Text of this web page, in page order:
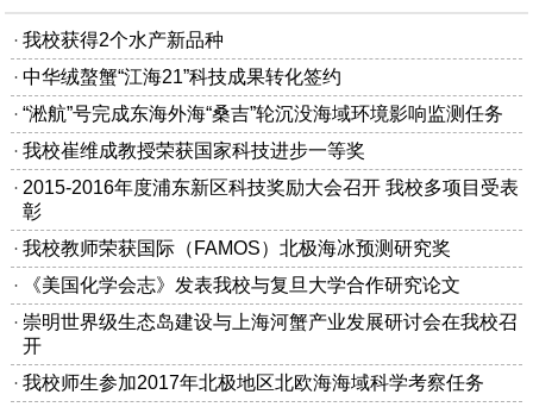
我校获得2个水产新品种
中华绒螯蟹“江海21”科技成果转化签约
“淞航”号完成东海外海“桑吉”轮沉没海域环境影响监测任务
我校崔维成教授荣获国家科技进步一等奖
2015-2016年度浦东新区科技奖励大会召开 我校多项目受表
彰
我校教师荣获国际（FAMOS）北极海冰预测研究奖
《美国化学会志》发表我校与复旦大学合作研究论文
崇明世界级生态岛建设与上海河蟹产业发展研讨会在我校召
开
我校师生参加2017年北极地区北欧海海域科学考察任务